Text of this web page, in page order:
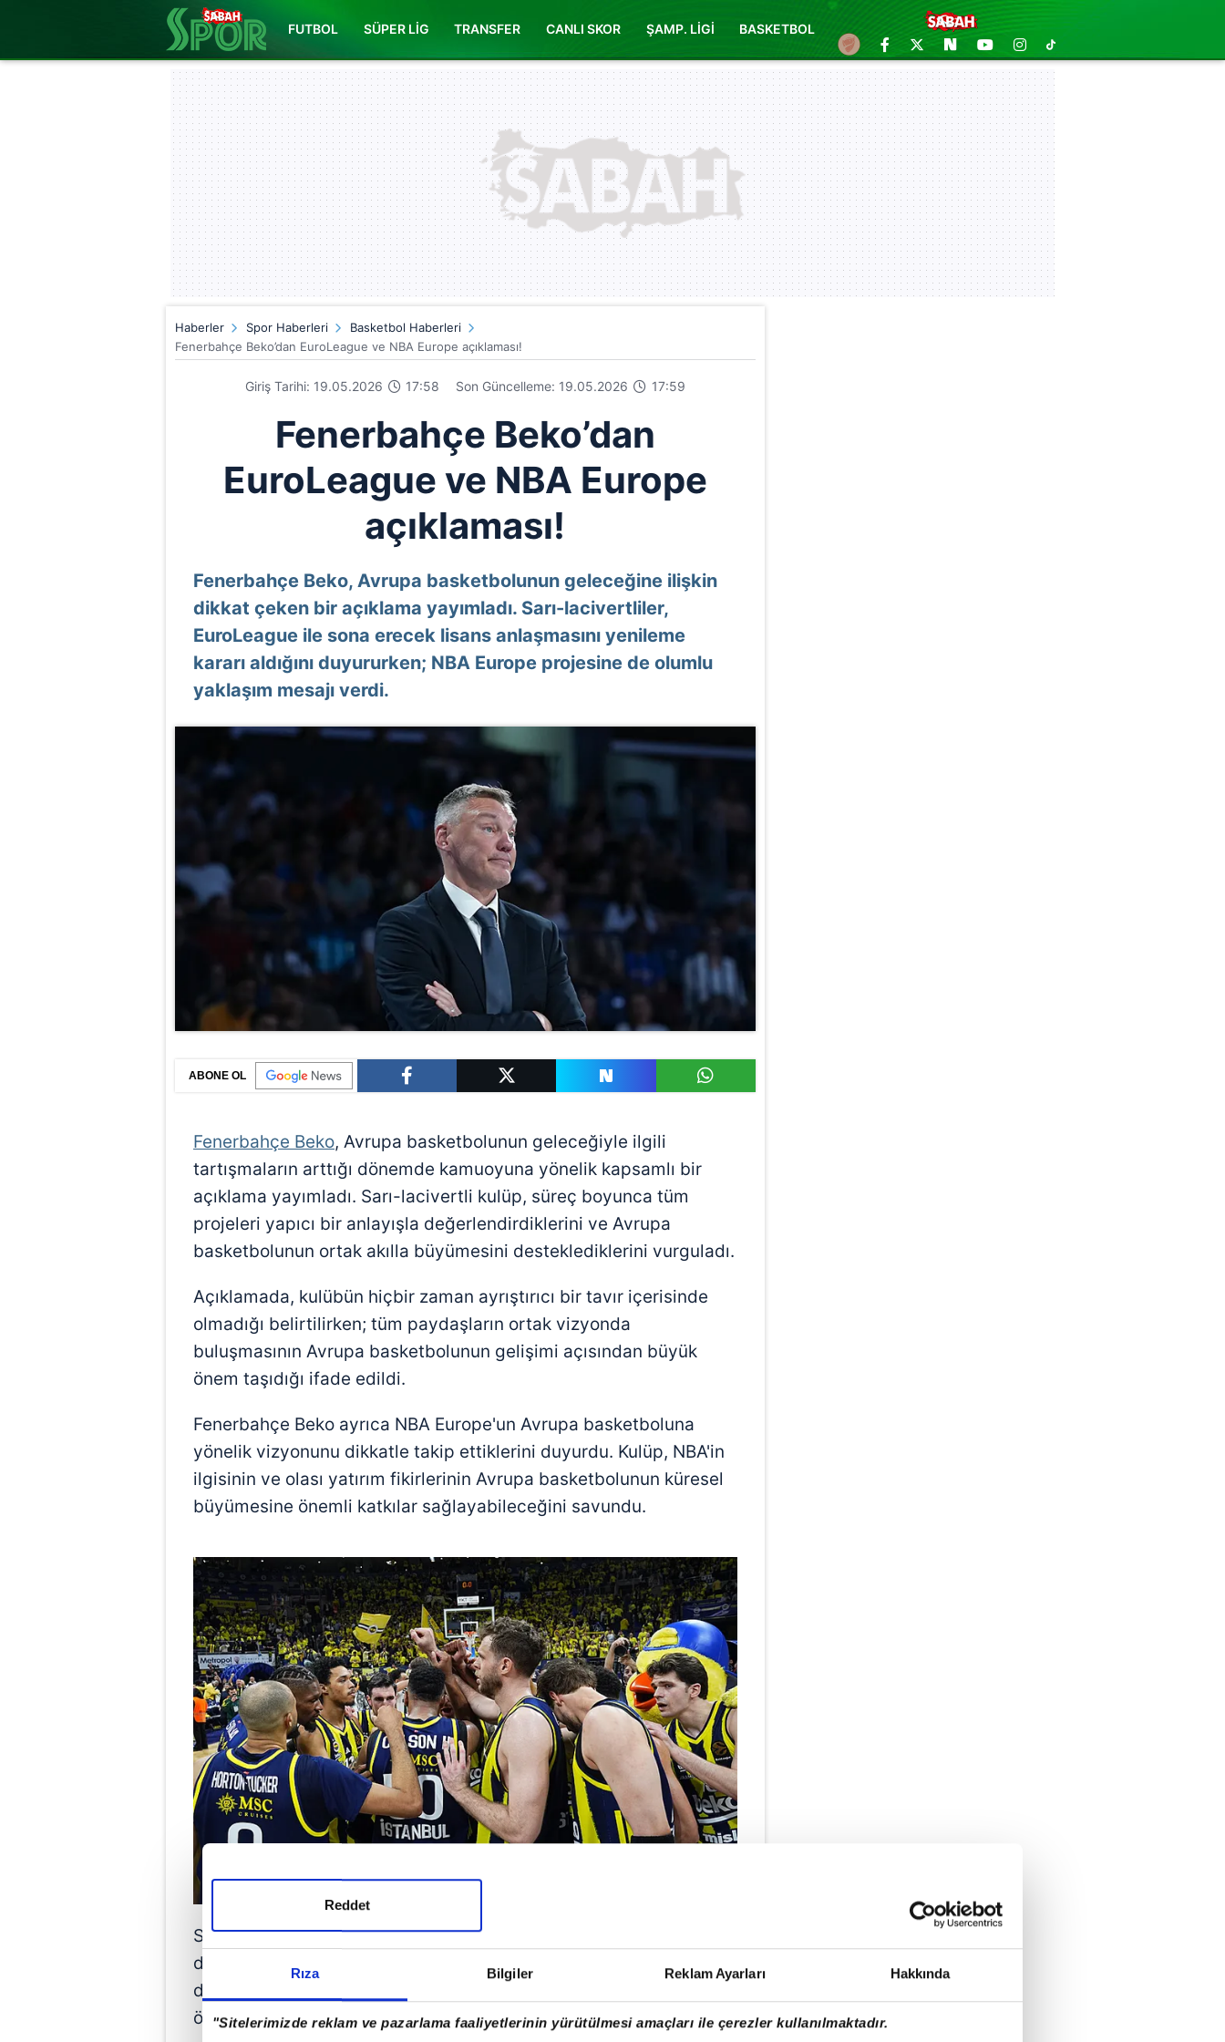
Rıza Bilgiler Reklam Ayarları Hakkında
"Sitelerimizde reklam ve pazarlama faaliyetlerinin yürütülmesi amaçları ile çerezler kullanılmaktadır.
Reddet
FUTBOL SÜPER LİG TRANSFER CANLI SKOR ŞAMP. LİGİ BASKETBOL
Haberler Spor Haberleri
Basketbol Haberleri
Fenerbahçe Beko’dan EuroLeague ve NBA Europe açıklaması!
Giriş Tarihi: 19.05.2026 17:58 Son Güncelleme: 19.05.2026 17:59
Fenerbahçe Beko’dan
EuroLeague ve NBA Europe
açıklaması!
Fenerbahçe Beko, Avrupa basketbolunun geleceğine ilişkin
dikkat çeken bir açıklama yayımladı. Sarı-lacivertliler,
EuroLeague ile sona erecek lisans anlaşmasını yenileme
kararı aldığını duyururken; NBA Europe projesine de olumlu
yaklaşım mesajı verdi.
ABONE OL
Fenerbahçe Beko, Avrupa basketbolunun geleceğiyle ilgili
tartışmaların arttığı dönemde kamuoyuna yönelik kapsamlı bir
açıklama yayımladı. Sarı-lacivertli kulüp, süreç boyunca tüm
projeleri yapıcı bir anlayışla değerlendirdiklerini ve Avrupa
basketbolunun ortak akılla büyümesini desteklediklerini vurguladı.
Açıklamada, kulübün hiçbir zaman ayrıştırıcı bir tavır içerisinde
olmadığı belirtilirken; tüm paydaşların ortak vizyonda
buluşmasının Avrupa basketbolunun gelişimi açısından büyük
önem taşıdığı ifade edildi.
Fenerbahçe Beko ayrıca NBA Europe'un Avrupa basketboluna
yönelik vizyonunu dikkatle takip ettiklerini duyurdu. Kulüp, NBA'in
ilgisinin ve olası yatırım fikirlerinin Avrupa basketbolunun küresel
büyümesine önemli katkılar sağlayabileceğini savundu.
Sarı-lacivertliler,EuroLeagueile NBA Europe arasında ilerleyen
dönemde oluşabilecek iş birliklerinin Avrupa basketbolu adına
değerli fırsatlar yaratabileceğine inandıklarını da açıklamasında
özellikle vurguladı.